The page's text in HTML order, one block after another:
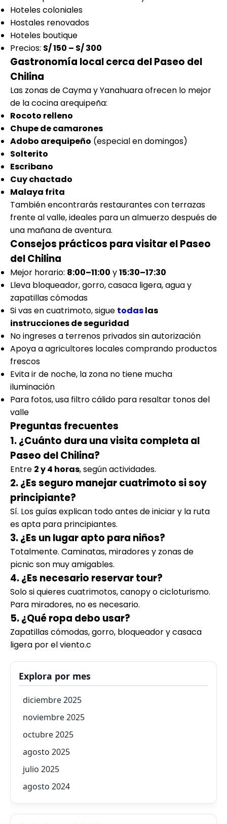
Hoteles coloniales
Hostales renovados
Hoteles boutique
Precios: S/ 150 – S/ 300
Gastronomía local cerca del Paseo del
Chilina
Las zonas de Cayma y Yanahuara ofrecen lo mejor
de la cocina arequipeña:
Rocoto relleno
Chupe de camarones
Adobo arequipeño (especial en domingos)
Solterito
Escribano
Cuy chactado
Malaya frita
También encontrarás restaurantes con terrazas
frente al valle, ideales para un almuerzo después de
una mañana de aventura.
Consejos prácticos para visitar el Paseo
del Chilina
Mejor horario: 8:00–11:00 y15:30–17:30
Lleva bloqueador, gorro, casaca ligera, agua y
zapatillas cómodas
Si vas en cuatrimoto, sigue todaslas
instrucciones de seguridad
No ingreses a terrenos privados sin autorización
Apoya a agricultores locales comprando productos
frescos
Evita ir de noche, la zona no tiene mucha
iluminación
Para fotos, usa filtro cálido para resaltar tonos del
valle
Preguntas frecuentes
1. ¿Cuánto dura una visita completa al
Paseo del Chilina?
Entre 2 y 4 horas, según actividades.
2. ¿Es seguro manejar cuatrimoto si soy
principiante?
Sí. Los guías explican todo antes de iniciar y la ruta
es apta para principiantes.
3. ¿Es un lugar apto para niños?
Totalmente. Caminatas, miradores y zonas de
picnic son muy amigables.
4. ¿Es necesario reservar tour?
Solo si quieres cuatrimotos, canopy o cicloturismo.
Para miradores, no es necesario.
5. ¿Qué ropa debo usar?
Zapatillas cómodas, gorro, bloqueador y casaca
ligera por el viento.c
Explora por mes
diciembre 2025
noviembre 2025
octubre 2025
agosto 2025
julio 2025
agosto 2024